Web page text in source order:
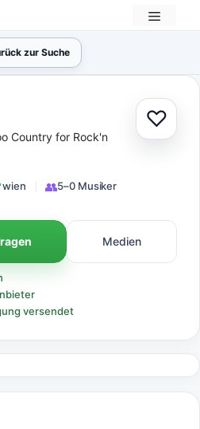
Menü
zur Suche
♡Zur
Country for Rock'n
wien 5–0 Musiker
Medien
versendet